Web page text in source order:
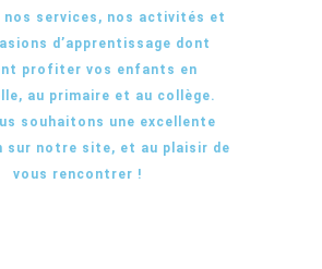
nos services, nos activités et
d’apprentissage dont
profiter vos enfants en
au primaire et au collège.
souhaitons une excellente
sur notre site, et au plaisir de
vous rencontrer !